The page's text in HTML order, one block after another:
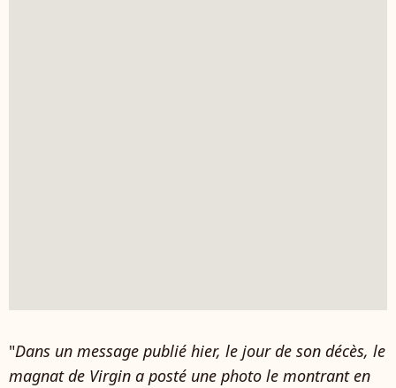
"Dans un message publié hier, le jour de son décès, le
magnat de Virgin a posté une photo le montrant en